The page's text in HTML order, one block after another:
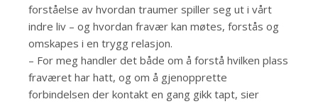
forståelse av hvordan traumer spiller seg ut i vårt
indre liv – og hvordan fravær kan møtes, forstås og
omskapes i en trygg relasjon.
– For meg handler det både om å forstå hvilken plass
fraværet har hatt, og om å gjenopprette
forbindelsen der kontakt en gang gikk tapt, sier